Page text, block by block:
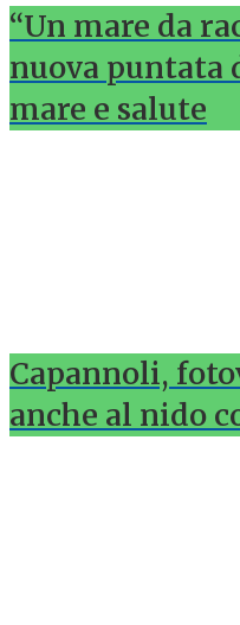
“Un mare da
nuova puntata
mare e salute
Capannoli,
anche al nido